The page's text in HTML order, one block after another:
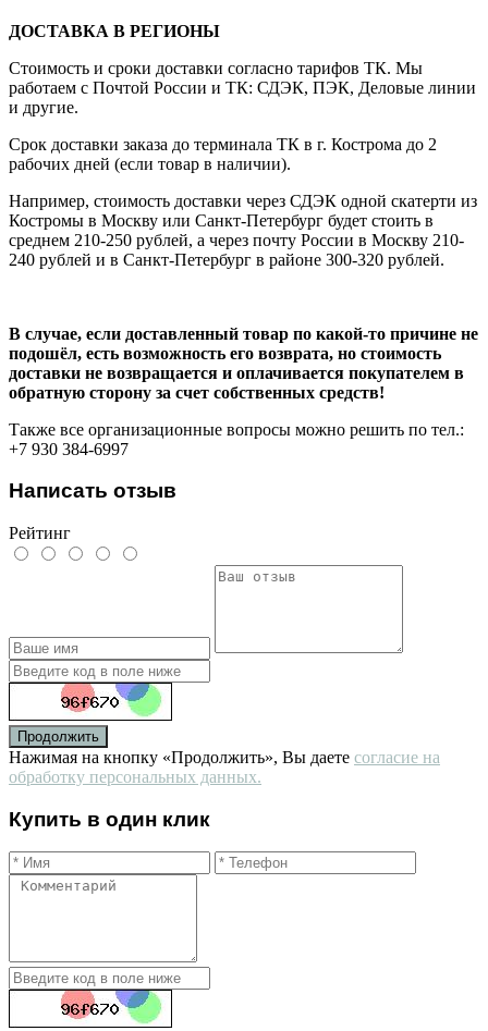
ДОСТАВКА В РЕГИОНЫ
Стоимость и сроки доставки согласно тарифов ТК. Мы
работаем с Почтой России и ТК: СДЭК, ПЭК, Деловые линии
и другие.
Срок доставки заказа до терминала ТК в г. Кострома до 2
рабочих дней (если товар в наличии).
Например, стоимость доставки через СДЭК одной скатерти из
Костромы в Москву или Санкт-Петербург будет стоить в
среднем 210-250 рублей, а через почту России в Москву 210-
240 рублей и в Санкт-Петербург в районе 300-320 рублей.
В случае, если доставленный товар по какой-то причине не
подошёл, есть возможность его возврата, но стоимость
доставки не возвращается и оплачивается покупателем в
обратную сторону за счет собственных средств!
Также все организационные вопросы можно решить по тел.:
+7 930 384-6997
Написать отзыв
Рейтинг
Продолжить
Нажимая на кнопку «Продолжить», Вы даете согласие на
обработку персональных данных.
Купить в один клик